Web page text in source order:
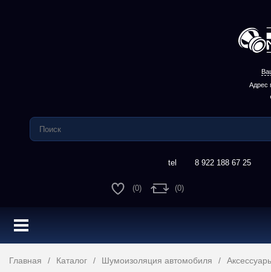
Адрес
8 922 188 67 25
(0) (0)
Главная Каталог Шумоизоляция автомобиля